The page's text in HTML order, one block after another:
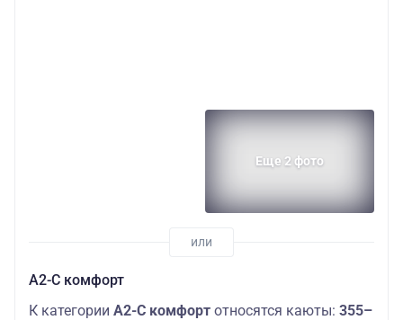
Еще 2 фото
А2-С комфорт
К категории А2-С комфорт относятся каюты: 355–